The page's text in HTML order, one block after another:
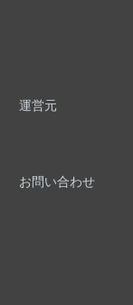
運営元
お問い合わせ